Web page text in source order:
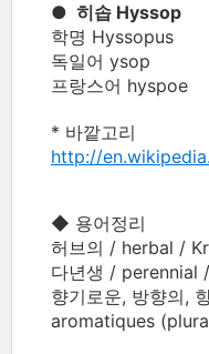
● 히솝 Hyssop
학명 Hyssopus
독일어 ysop
프랑스어 hyspoe
* 바깥고리
http://
◆ 용어정리
허브의 / herbal /
다년생 / perennial
향기로운, 방향의,
aromatiques